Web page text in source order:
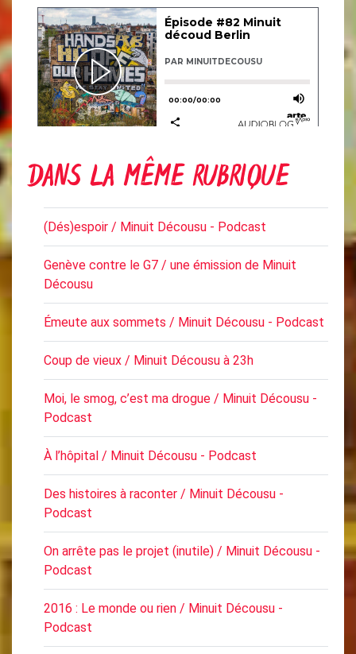
DANS LA MÊME RUBRIQUE
(Dés)espoir / Minuit Décousu - Podcast
Genève contre le G7 / une émission de Minuit
Décousu
Émeute aux sommets / Minuit Décousu - Podcast
Coup de vieux / Minuit Décousu à 23h
Moi, le smog, c’est ma drogue / Minuit Décousu -
Podcast
À l’hôpital / Minuit Décousu - Podcast
Des histoires à raconter / Minuit Décousu -
Podcast
On arrête pas le projet (inutile) / Minuit Décousu -
Podcast
2016 : Le monde ou rien / Minuit Décousu -
Podcast